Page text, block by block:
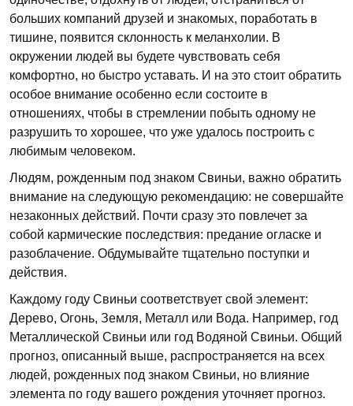
больших компаний друзей и знакомых, поработать в
тишине, появится склонность к меланхолии. В
окружении людей вы будете чувствовать себя
комфортно, но быстро уставать. И на это стоит обратить
особое внимание особенно если состоите в
отношениях, чтобы в стремлении побыть одному не
разрушить то хорошее, что уже удалось построить с
любимым человеком.
Людям, рожденным под знаком Свиньи, важно обратить
внимание на следующую рекомендацию: не совершайте
незаконных действий. Почти сразу это повлечет за
собой кармические последствия: предание огласке и
разоблачение. Обдумывайте тщательно поступки и
действия.
Каждому году Свиньи соответствует свой элемент:
Дерево, Огонь, Земля, Металл или Вода. Например, год
Металлической Свиньи или год Водяной Свиньи. Общий
прогноз, описанный выше, распространяется на всех
людей, рожденных под знаком Свиньи, но влияние
элемента по году вашего рождения уточняет прогноз.